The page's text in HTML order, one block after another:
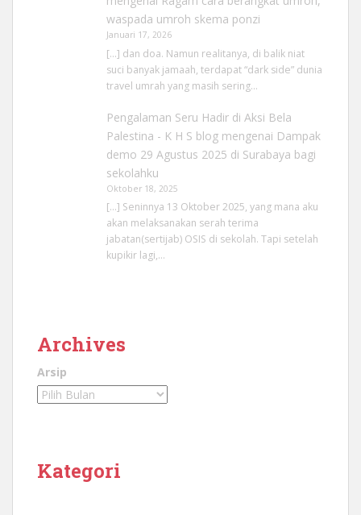
waspada umroh skema ponzi
Januari 17, 2026
[…] dan doa. Namun realitanya, di balik niat
suci banyak jamaah, terdapat “dark side” dunia
travel umrah yang masih sering…
Pengalaman Seru Hadir di Aksi Bela
Palestina - K H S blogmengenai Dampak
demo 29 Agustus 2025 di Surabaya bagi
sekolahku
Oktober 18, 2025
[…] Seninnya 13 Oktober 2025, yang mana aku
akan melaksanakan serah terima
jabatan(sertijab) OSIS di sekolah. Tapi setelah
kupikir lagi,…
Archives
Arsip
Kategori